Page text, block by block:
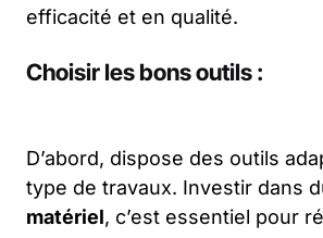
efficacité et en qualité.
Choisir les bons outils :
D’abord, dispose des outils
type de travaux. Investir dans
matériel, c’est essentiel pour